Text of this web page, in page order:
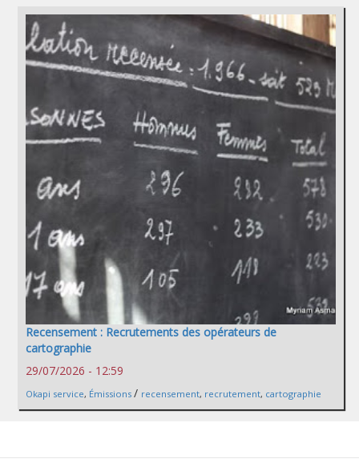
Recensement : Recrutements des opérateurs de
cartographie
29/07/2026 - 12:59
Okapi service, Émissions / recensement, recrutement, cartographie